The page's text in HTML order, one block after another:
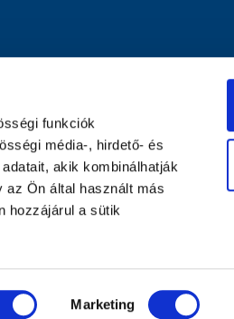
funkciók
média-, hirdető- és
akik kombinálhatják
az Ön által használt más
hozzájárul a sütik
Marketing